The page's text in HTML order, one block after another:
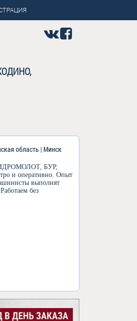
область | Минск
БУР,
и оперативно. Опыт
выполнят
без